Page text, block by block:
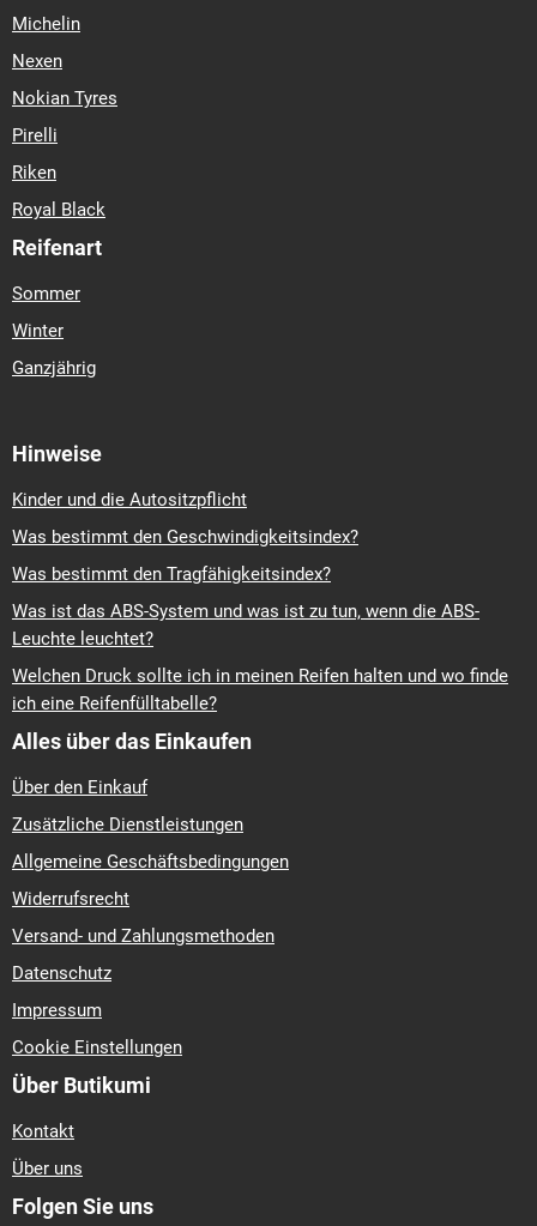
Michelin
Nexen
Nokian Tyres
Pirelli
Riken
Royal Black
Reifenart
Sommer
Winter
Ganzjährig
Hinweise
Kinder und die Autositzpflicht
Was bestimmt den Geschwindigkeitsindex?
Was bestimmt den Tragfähigkeitsindex?
Was ist das ABS-System und was ist zu tun, wenn die ABS-
Leuchte leuchtet?
Welchen Druck sollte ich in meinen Reifen halten und wo finde
ich eine Reifenfülltabelle?
Alles über das Einkaufen
Über den Einkauf
Zusätzliche Dienstleistungen
Allgemeine Geschäftsbedingungen
Widerrufsrecht
Versand- und Zahlungsmethoden
Datenschutz
Impressum
Cookie Einstellungen
Über Butikumi
Kontakt
Über uns
Folgen Sie uns